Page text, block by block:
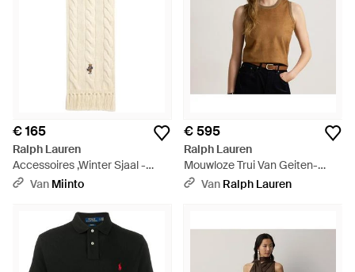
€ 165
Ralph Lauren
Accessoires ,Winter Sjaal -
Naturel
Van Miinto
€ 595
Ralph Lauren
Mouwloze Trui Van Geiten-
Suède En Wol - Groen
Van Ralph Lauren